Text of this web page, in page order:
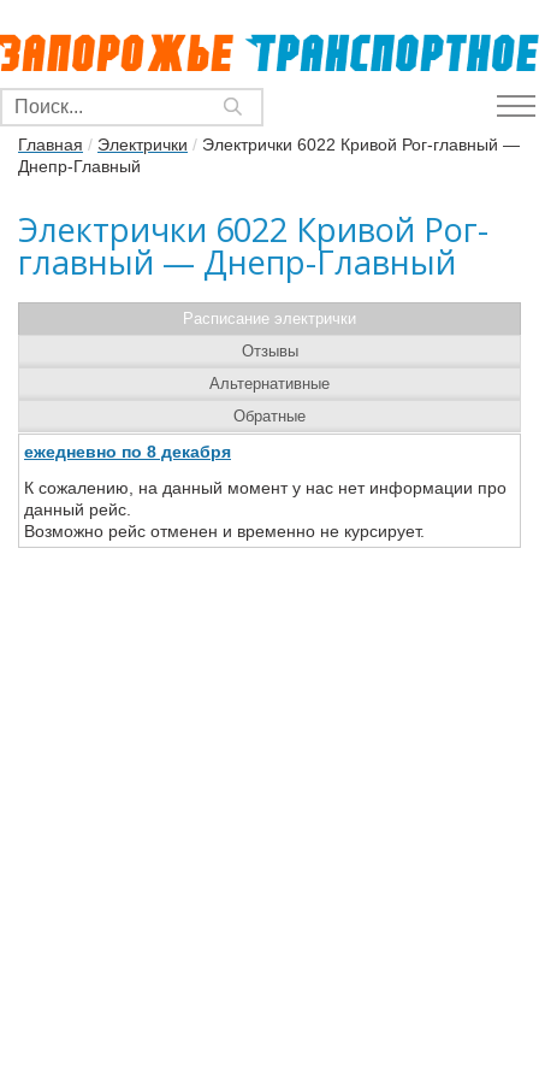
Главная / Электрички / Электрички 6022 Кривой Рог-главный —
Днепр-Главный
Электрички 6022 Кривой Рог-
главный — Днепр-Главный
Расписание электрички
ежедневно по 8 декабря
К сожалению, на данный момент у нас нет информации про
данный рейс.
Возможно рейс отменен и временно не курсирует.
Отзывы
Альтернативные
Обратные